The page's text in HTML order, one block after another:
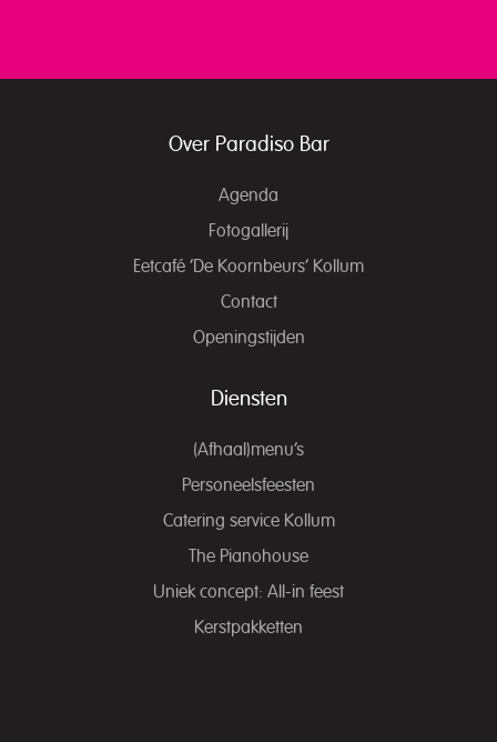
Over Paradiso Bar
Agenda
Fotogallerij
Eetcafé ‘De Koornbeurs’ Kollum
Contact
Openingstijden
Diensten
(Afhaal)menu’s
Personeelsfeesten
Catering service Kollum
The Pianohouse
Uniek concept: All-in feest
Kerstpakketten